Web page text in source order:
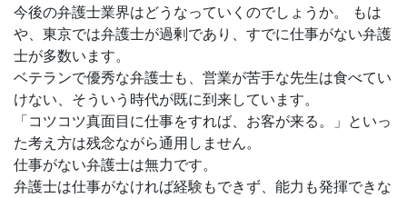
今後の弁護士業界はどうなっていくのでしょうか。 もは
や、東京では弁護士が過剰であり、すでに仕事がない弁護
士が多数います。
ベテランで優秀な弁護士も、営業が苦手な先生は食べてい
けない、そういう時代が既に到来しています。
「コツコツ真面目に仕事をすれば、お客が来る。」といっ
た考え方は残念ながら通用しません。
仕事がない弁護士は無力です。
弁護士は仕事がなければ経験もできず、能力も発揮できな